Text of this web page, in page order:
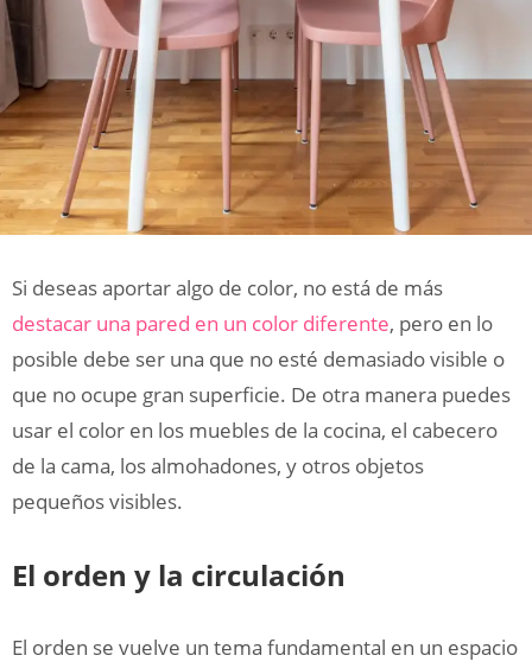
Si deseas aportar algo de color, no está de más
destacar una pared en un color diferente, pero en lo
posible debe ser una que no esté demasiado visible o
que no ocupe gran superficie. De otra manera puedes
usar el color en los muebles de la cocina, el cabecero
de la cama, los almohadones, y otros objetos
pequeños visibles.
El orden y la circulación
El orden se vuelve un tema fundamental en un espacio